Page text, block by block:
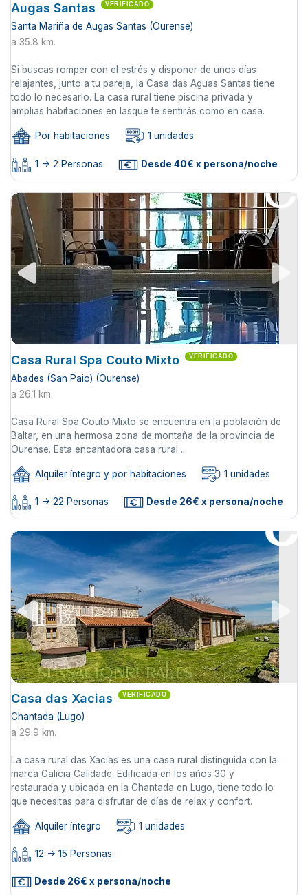
Augas Santas VERIFICADO
Santa Mariña de Augas Santas (Ourense)
a 35.8 km.
Si buscas romper con el estrés y disponer de unos días
relajantes, junto a tu pareja, la Casa das Aguas Santas tiene
todo lo necesario. La casa rural tiene piscina privada y
amplias habitaciones en lasque te sentirás como en casa.
Por habitaciones 1 unidades
1 -> 2 Personas Desde 40€ x persona/noche
Casa Rural Spa Couto Mixto VERIFICADO
Abades (San Paio) (Ourense)
a 26.1 km.
Casa Rural Spa Couto Mixto se encuentra en la población de
Baltar, en una hermosa zona de montaña de la provincia de
Ourense. Esta encantadora casa rural ...
Alquiler íntegro y por habitaciones 1 unidades
1 -> 22 Personas Desde 26€ x persona/noche
Casa das Xacias VERIFICADO
Chantada (Lugo)
a 29.9 km.
La casa rural das Xacias es una casa rural distinguida con la
marca Galicia Calidade. Edificada en los años 30 y
restaurada y ubicada en la Chantada en Lugo, tiene todo lo
que necesitas para disfrutar de días de relax y confort.
Alquiler íntegro 1 unidades
12 -> 15 Personas
Desde 26€ x persona/noche